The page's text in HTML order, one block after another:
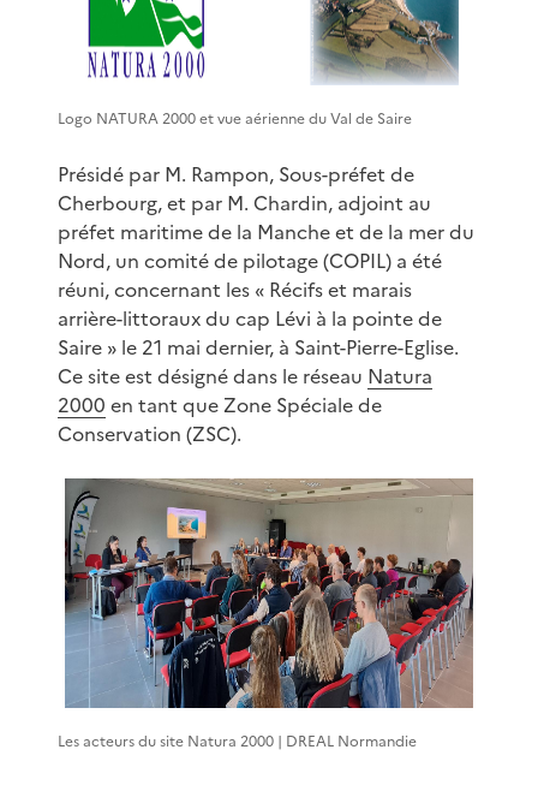
Logo NATURA 2000 et vue aérienne du Val de Saire
Présidé par M. Rampon, Sous-préfet de
Cherbourg, et par M. Chardin, adjoint au
préfet maritime de la Manche et de la mer du
Nord, un comité de pilotage (COPIL) a été
réuni, concernant les « Récifs et marais
arrière-littoraux du cap Lévi à la pointe de
Saire » le 21 mai dernier, à Saint-Pierre-Eglise.
Ce site est désigné dans le réseau Natura
2000 en tant que Zone Spéciale de
Conservation (ZSC).
Les acteurs du site Natura 2000 | DREAL Normandie